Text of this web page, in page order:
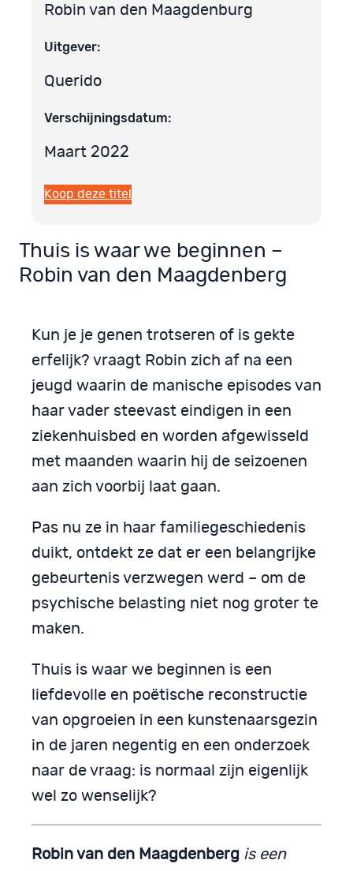
Robin van den Maagdenburg
Uitgever:
Querido
Verschijningsdatum:
Maart 2022
Koop deze titel
Thuis is waar we beginnen –
Robin van den Maagdenberg
Kun je je genen trotseren of is gekte
erfelijk? vraagt Robin zich af na een
jeugd waarin de manische episodes van
haar vader steevast eindigen in een
ziekenhuisbed en worden afgewisseld
met maanden waarin hij de seizoenen
aan zich voorbij laat gaan.
Pas nu ze in haar familiegeschiedenis
duikt, ontdekt ze dat er een belangrijke
gebeurtenis verzwegen werd – om de
psychische belasting niet nog groter te
maken.
Thuis is waar we beginnen is een
liefdevolle en poëtische reconstructie
van opgroeien in een kunstenaarsgezin
in de jaren negentig en een onderzoek
naar de vraag: is normaal zijn eigenlijk
wel zo wenselijk?
Robin van den Maagdenberg is een